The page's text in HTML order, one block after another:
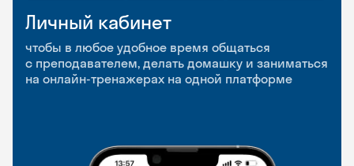
Личный кабинет
чтобы в любое удобное время общаться
с преподавателем, делать домашку и заниматься
на онлайн-тренажерах на одной платформе
Мобильное
приложение
чтобы заниматься и изучать новые слова где
и когда удобно
Разговорные клубы
и Talks
Групповые занятия для разговорной практики
и индивидуальные встречи с преподавателями